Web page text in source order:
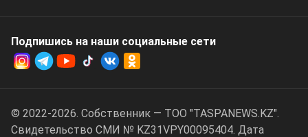
Подпишись на наши социальные cети
© 2022-2026. Собственник — ТОО "TASPANEWS.KZ".
Cвидетельство СМИ № KZ31VPY00095404. Дата